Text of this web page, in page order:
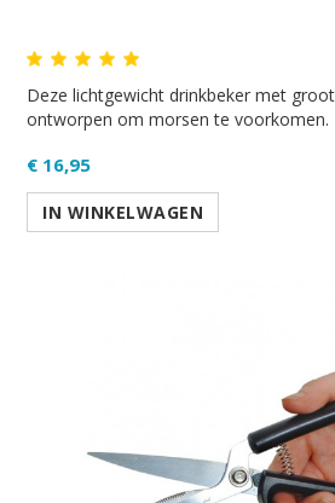
Deze lichtgewicht drinkbeker met
ontworpen om morsen te voorkomen.
€ 16,95
IN WINKELWAGEN